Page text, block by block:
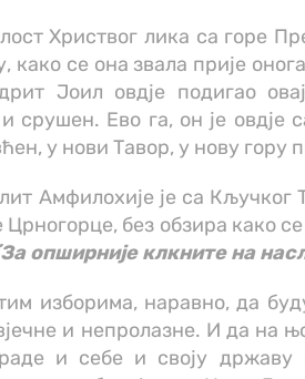
Христвог лика са горе
како се она звала прије
Јоил овдје подигао
срушен. Ево га, он је овдје
у нови Тавор, у нову гору
Амфилохије је са Кључког
Црногорце, без обзира како
опширније клкните на
изборима, наравно, да
и непролазне. И да на
и себе и своју